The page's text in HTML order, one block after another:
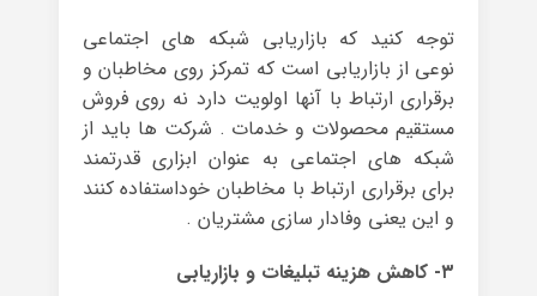
توجه کنید که بازاریابی شبکه های اجتماعی
نوعی از بازاریابی است که تمرکز روی مخاطبان و
برقراری ارتباط با آنها اولویت دارد نه روی فروش
مستقیم محصولات و خدمات . شرکت ها باید از
شبکه های اجتماعی به عنوان ابزاری قدرتمند
برای برقراری ارتباط با مخاطبان خوداستفاده کنند
و این یعنی وفادار سازی مشتریان .
۳- کاهش هزینه تبلیغات و بازاریابی